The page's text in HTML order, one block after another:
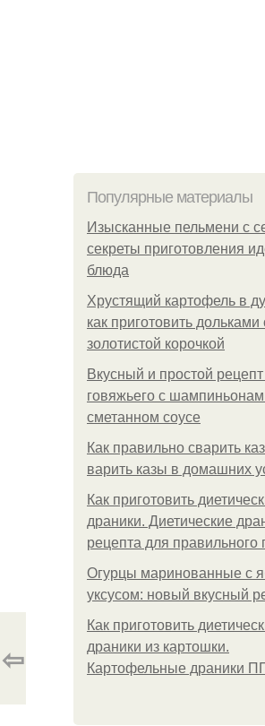
Популярные материалы
Изысканные пельмени с
секреты приготовления
блюда
Хрустящий картофель в
как приготовить дольками
золотистой корочкой
Вкусный и простой
говяжьего с
сметанном соусе
Как правильно сварить
варить казы в домашних
Как приготовить
драники. Диетические
рецепта для правильного
Огурцы маринованные с
уксусом: новый вкусный
Как приготовить
драники из картошки.
Картофельные драники
⇦